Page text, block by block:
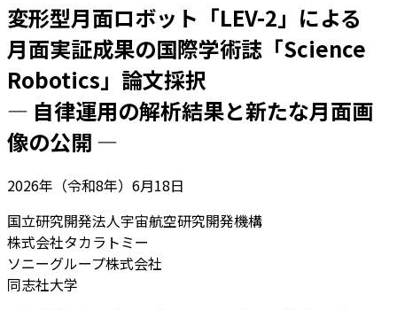
変形型月面ロボット「LEV-2」による
月面実証成果の国際学術誌「Science
Robotics」論文採択
― 自律運用の解析結果と新たな月面画
像の公開 ―
2026年（令和8年）6月18日
国立研究開発法人宇宙航空研究開発機構
株式会社タカラトミー
ソニーグループ株式会社
同志社大学